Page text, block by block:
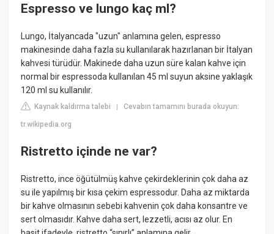
Espresso ve lungo kaç ml?
Lungo, İtalyancada "uzun" anlamına gelen, espresso
makinesinde daha fazla su kullanılarak hazırlanan bir İtalyan
kahvesi türüdür. Makinede daha uzun süre kalan kahve için
normal bir espressoda kullanılan 45 ml suyun aksine yaklaşık
120 ml su kullanılır.
Kaynak kaldırma talebi |Cevabın tamamını burada okuyun:
tr.wikipedia.org
Ristretto içinde ne var?
Ristretto, ince öğütülmüş kahve çekirdeklerinin çok daha az
su ile yapılmış bir kısa çekim espressodur. Daha az miktarda
bir kahve olmasının sebebi kahvenin çok daha konsantre ve
sert olmasıdır. Kahve daha sert, lezzetli, acısı az olur. En